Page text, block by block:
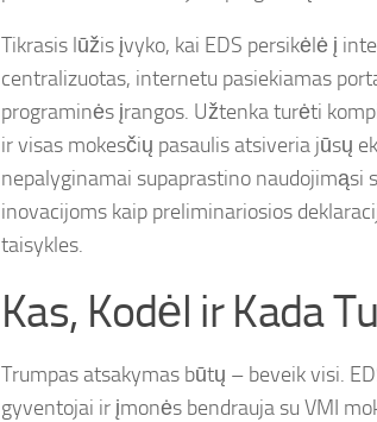
Tikrasis lūžis įvyko, kai EDS persikėlė į
centralizuotas, internetu pasiekiamas
programinės įrangos. Užtenka turėti
ir visas mokesčių pasaulis atsiveria jūsų
nepalyginamai supaprastino
inovacijoms kaip preliminariosios
taisykles.
Kas, Kodėl ir Kada
Trumpas atsakymas būtų – beveik visi.
gyventojai ir įmonės bendrauja su VMI